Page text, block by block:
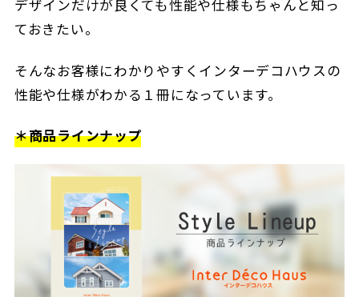
デザインだけが良くても性能や仕様もちゃんと知っ
ておきたい。
そんなお客様にわかりやすくインターデコハウスの
性能や仕様がわかる１冊になっています。
＊商品ラインナップ